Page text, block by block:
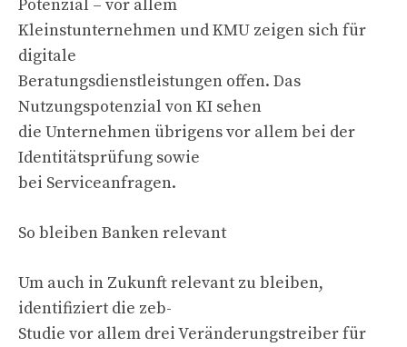
Potenzial – vor allem
Kleinstunternehmen und KMU zeigen sich für
digitale
Beratungsdienstleistungen offen. Das
Nutzungspotenzial von KI sehen
die Unternehmen übrigens vor allem bei der
Identitätsprüfung sowie
bei Serviceanfragen.
So bleiben Banken relevant
Um auch in Zukunft relevant zu bleiben,
identifiziert die zeb-
Studie vor allem drei Veränderungstreiber für